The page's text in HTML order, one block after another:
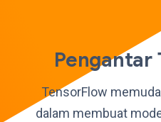
Pengantar
TensorFlow
dalam membuat